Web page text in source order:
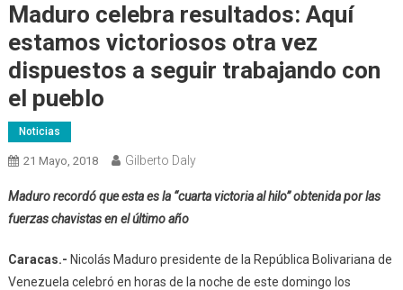
Maduro celebra resultados: Aquí
estamos victoriosos otra vez
dispuestos a seguir trabajando con
el pueblo
Noticias
21 Mayo, 2018 Gilberto Daly
Maduro recordó que esta es la “cuarta victoria al hilo” obtenida por las
fuerzas chavistas en el último año
Caracas.- Nicolás Maduro presidente de la República Bolivariana de
Venezuela celebró en horas de la noche de este domingo los